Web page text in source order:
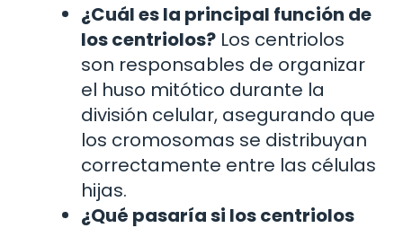
¿Cuál es la principal función de
los centriolos? Los centriolos
son responsables de organizar
el huso mitótico durante la
división celular, asegurando que
los cromosomas se distribuyan
correctamente entre las células
hijas.
¿Qué pasaría si los centriolos